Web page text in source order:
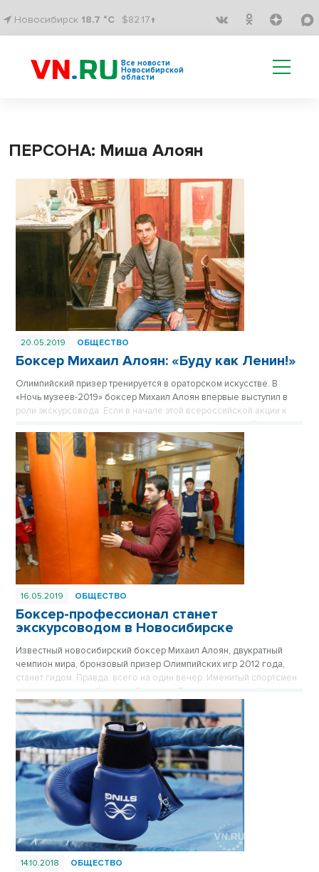
Новосибирск 18.7 °C $82.17↑
Все новости
Новосибирской
области
ПЕРСОНА: Миша Алоян
20.05.2019 ОБЩЕСТВО
Боксер Михаил Алоян: «Буду как Ленин!»
Олимпийский призер тренируется в ораторском искусстве. В
«Ночь музеев-2019» боксер Михаил Алоян впервые выступил в
роли экскурсовода. Если в начале этой всероссийской акции к
сейчас ажиотажа в музеях нет даже ночью. Поэтому хранителям
истории все труднее заманить в гости публику. Приходится
придумывать что-то необычное.
16.05.2019 ОБЩЕСТВО
Боксер-профессионал станет
экскурсоводом в Новосибирске
Известный новосибирский боксер Михаил Алоян, двукратный
чемпион мира, бронзовый призер Олимпийских игр 2012 года,
станет гидом. Правда, всего на один вечер. Именитый спортсмен
расскажет новосибирцам об истории Заельцовского района в
рамках «Ночи музеев-2019».
14.10.2018 ОБЩЕСТВО